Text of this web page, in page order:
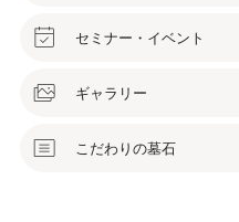
セミナー・イベント
ギャラリー
こだわりの墓石